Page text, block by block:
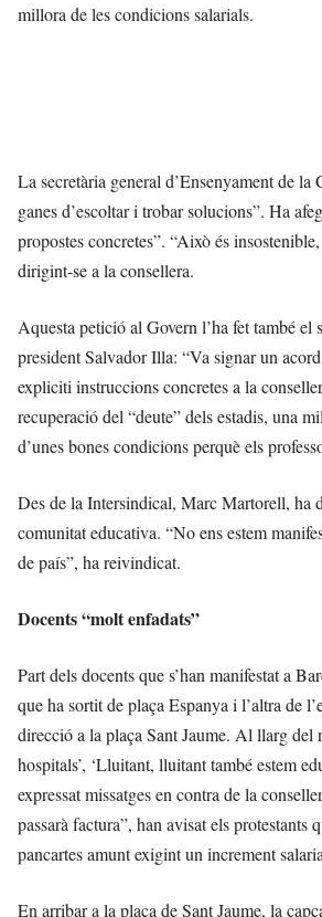
millora de les condicions salarials.
La secretària general d’Ensenyament de
ganes d’escoltar i trobar solucions”. Ha
propostes concretes”. “Això és
dirigint-se a la consellera.
Aquesta petició al Govern l’ha fet també el
president Salvador Illa: “Va signar un
expliciti instruccions concretes a la
recuperació del “deute” dels estadis, una
d’unes bones condicions perquè els
Des de la Intersindical, Marc Martorell, ha
comunitat educativa. “No ens estem
de país”, ha reivindicat.
Docents “molt enfadats”
Part dels docents que s’han manifestat a
que ha sortit de plaça Espanya i l’altra de
direcció a la plaça Sant Jaume. Al llarg del
hospitals’, ‘Lluitant, lluitant també estem
expressat missatges en contra de la
passarà factura”, han avisat els
pancartes amunt exigint un increment
En arribar a la plaça de Sant Jaume, la